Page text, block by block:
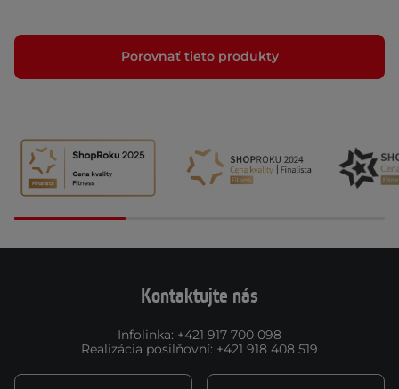
Porovnať tieto produkty
Kontaktujte nás
Infolinka: +421 917 700 098
Realizácia posilňovní: +421 918 408 519